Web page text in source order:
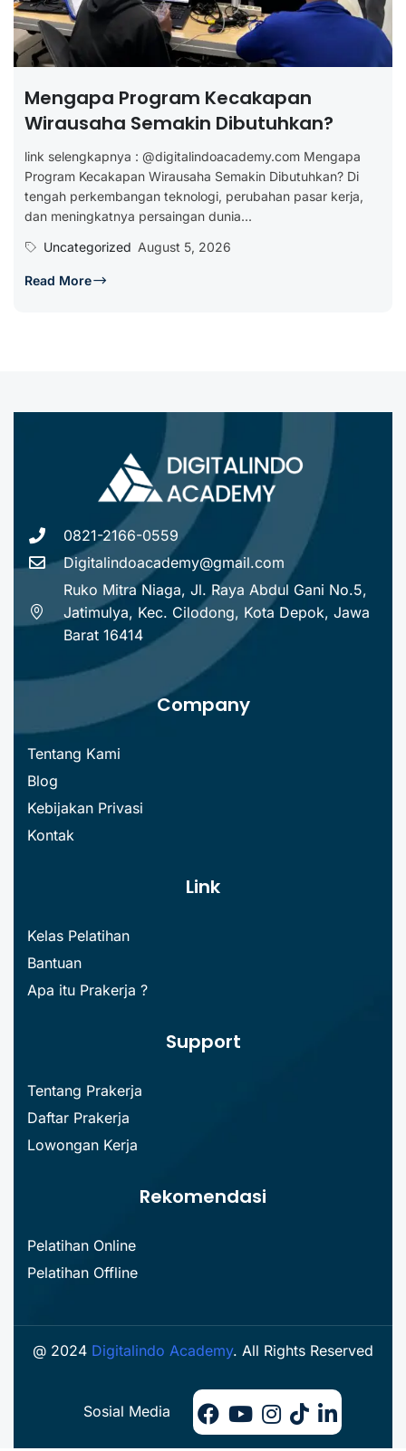
Mengapa Program Kecakapan
Wirausaha Semakin Dibutuhkan?
link selengkapnya : @digitalindoacademy.com Mengapa
Program Kecakapan Wirausaha Semakin Dibutuhkan? Di
tengah perkembangan teknologi, perubahan pasar kerja,
dan meningkatnya persaingan dunia...
Uncategorized August 5, 2026
Read More
0821-2166-0559
Digitalindoacademy@gmail.com
Ruko Mitra Niaga, Jl. Raya Abdul Gani No.5,
Jatimulya, Kec. Cilodong, Kota Depok, Jawa
Barat 16414
Company
Tentang Kami
Blog
Kebijakan Privasi
Kontak
Link
Kelas Pelatihan
Bantuan
Apa itu Prakerja ?
Support
Tentang Prakerja
Daftar Prakerja
Lowongan Kerja
Rekomendasi
Pelatihan Online
Pelatihan Offline
@ 2024 Digitalindo Academy. All Rights Reserved
Sosial Media